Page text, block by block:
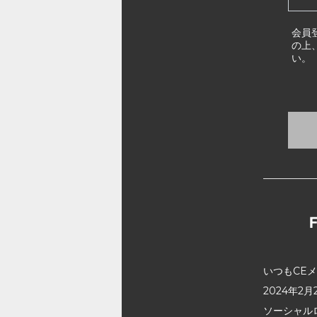
会員
の上
い。
いつもCE
2024年2月
ソーシャ